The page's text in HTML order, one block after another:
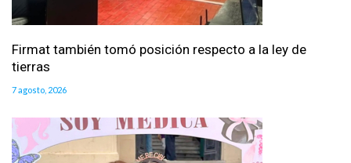
Firmat también tomó posición respecto a la ley de
tierras
7 agosto, 2026